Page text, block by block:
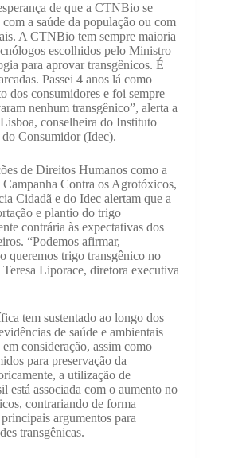
de que a CTNBio se
a saúde da população ou com
A CTNBio tem sempre maioria
escolhidos pelo Ministro
para aprovar transgênicos. É
Passei 4 anos lá como
dos consumidores e foi sempre
nenhum transgênico”, alerta a
conselheira do Instituto
Consumidor (Idec).
de Direitos Humanos como a
Contra os Agrotóxicos,
Cidadã e do Idec alertam que a
e plantio do trigo
contrária às expectativas dos
“Podemos afirmar,
queremos trigo transgênico no
Liporace, diretora executiva
tem sustentado ao longo dos
de saúde e ambientais
consideração, assim como
para preservação da
a utilização de
está associada com o aumento no
contrariando de forma
argumentos para
transgênicas.